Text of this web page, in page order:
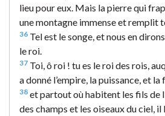
lieu pour eux. Mais la pierre qui
une montagne immense et remplit
36 Tel est le songe, et nous en
le roi.
37 Toi, ô roi ! tu es le roi des rois,
a donné l’empire, la puissance, et
38 et partout où habitent les fils de
des champs et les oiseaux du ciel, il